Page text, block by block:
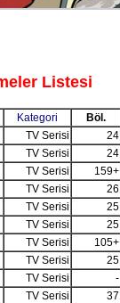
Listesi
Kategori Böl.
TV Serisi 24
TV Serisi 24
TV Serisi 159+
TV Serisi 26
TV Serisi 25
TV Serisi 25
TV Serisi 105+
TV Serisi 25
TV Serisi -
TV Serisi 37